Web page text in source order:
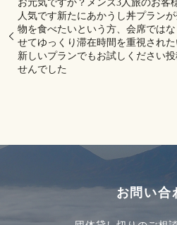
お元気ですか？メンズ3人旅のお客
人気です️新たにあかうし丼プラン
物を食べたいという方、会席では
せてゆっくり滞在時間を重視され
新しいプランでもお試しください
せんでした
お問い合